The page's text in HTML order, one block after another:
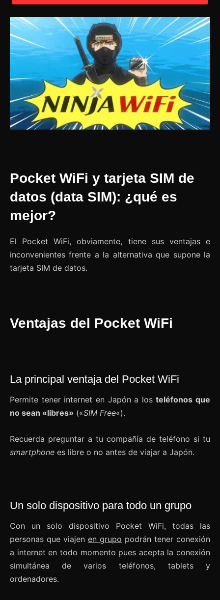
Pocket WiFi y tarjeta SIM de
datos (data SIM): ¿qué es
mejor?
El Pocket WiFi, obviamente, tiene sus ventajas e
inconvenientes frente a la alternativa que supone la
tarjeta SIM de datos.
Ventajas del Pocket WiFi
La principal ventaja del Pocket WiFi
Permite tener internet en Japón a losteléfonos que
no sean «libres» («SIM Free«).
Recuerda preguntar a tu compañía de teléfono si tu
smartphone es libre o no antes de viajar a Japón.
Un solo dispositivo para todo un grupo
Con un solo dispositivo Pocket WiFi, todas las
personas que viajen en grupo podrán tener conexión
a internet en todo momento pues acepta la conexión
simultánea de varios teléfonos, tablets y
ordenadores.